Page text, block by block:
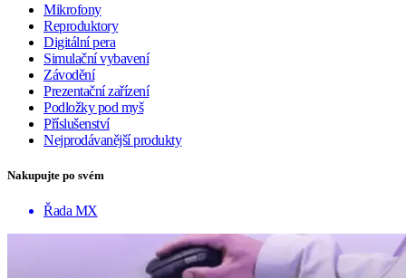
Mikrofony
Reproduktory
Digitální pera
Simulační vybavení
Závodění
Prezentační zařízení
Podložky pod myš
Příslušenství
Nejprodávanější produkty
Nakupujte po svém
Řada MX